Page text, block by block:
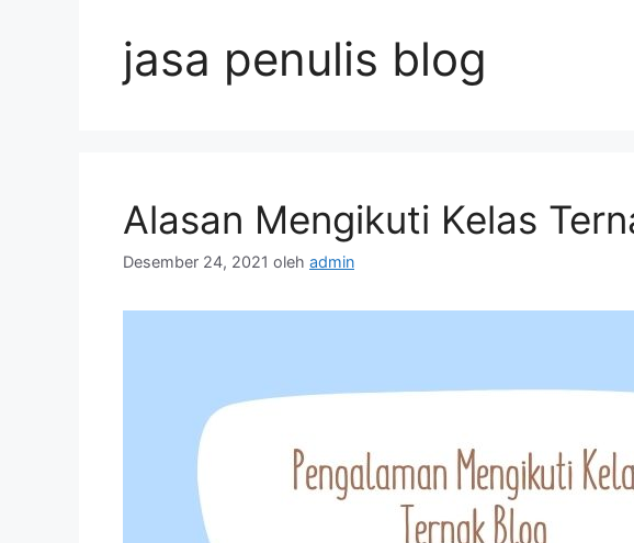
jasa penulis blog
Alasan Mengikuti Kelas
Desember 24, 2021 oleh admin